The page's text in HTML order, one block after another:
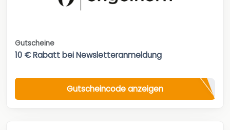
Gutscheine
10 € Rabatt bei Newsletteranmeldung
Gutscheincode anzeigen